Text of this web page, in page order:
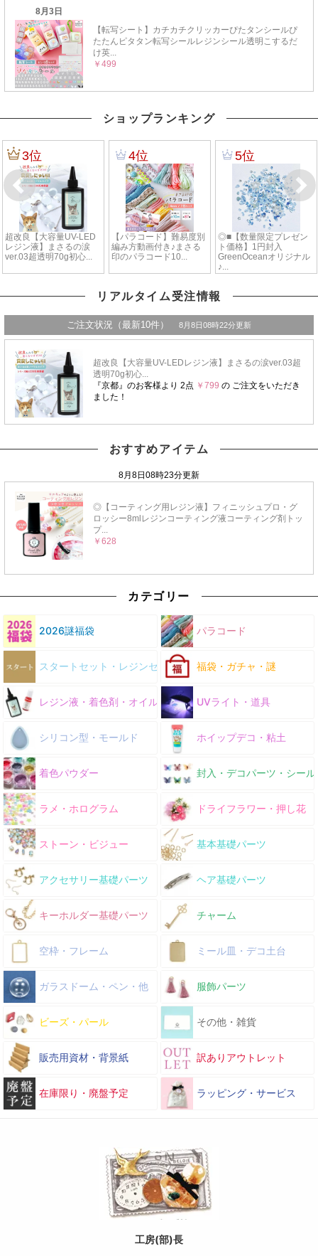
ショップランキング
リアルタイム受注情報
おすすめアイテム
カテゴリー
2026謎福袋 パラコード
スタートセット・レジンセット 福袋・ガチャ・謎
レジン液・着色剤・オイル UVライト・道具
シリコン型・モールド ホイップデコ・粘土
着色パウダー 封入・デコパーツ・シール
ラメ・ホログラム ドライフラワー・押し花
ストーン・ビジュー 基本基礎パーツ
アクセサリー基礎パーツ ヘア基礎パーツ
キーホルダー基礎パーツ チャーム
空枠・フレーム ミール皿・デコ土台
ガラスドーム・ペン・他 服飾パーツ
ビーズ・パール その他・雑貨
販売用資材・背景紙 訳ありアウトレット
在庫限り・廃盤予定 ラッピング・サービス
工房(部)長